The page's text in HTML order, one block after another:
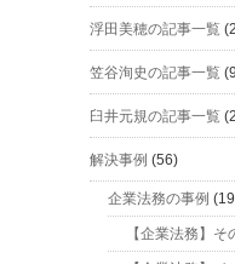
浮田美穂の記事一覧
笠谷洵史の記事一覧
臼井元規の記事一覧
解決事例 (56)
企業法務の事例
【企業法務】そ